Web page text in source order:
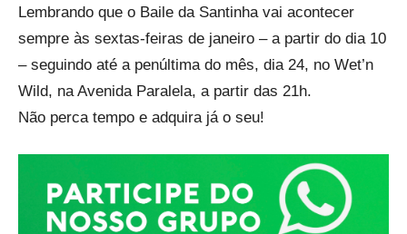
Lembrando que o Baile da Santinha vai acontecer
sempre às sextas-feiras de janeiro – a partir do dia 10
– seguindo até a penúltima do mês, dia 24, no Wet’n
Wild, na Avenida Paralela, a partir das 21h.
Não perca tempo e adquira já o seu!